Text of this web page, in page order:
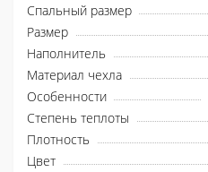
Спальный размер
Размер
Наполнитель
Материал чехла
Особенности
Степень теплоты
Плотность
Цвет